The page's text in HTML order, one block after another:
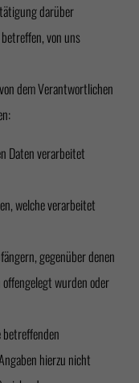
darüber
von uns
dem Verantwortlichen
Daten verarbeitet
welche verarbeitet
gegenüber denen
wurden oder
hierzu nicht